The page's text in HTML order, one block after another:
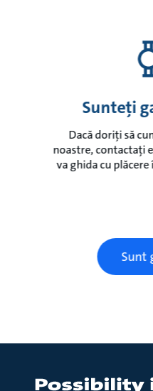
Sunteți
Dacă doriți să
noastre, contactați
va ghida cu
Sunt